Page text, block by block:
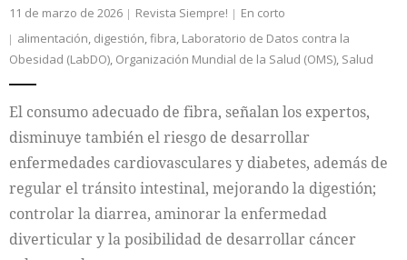
11 de marzo de 2026 Revista Siempre!
En corto
alimentación, digestión,fibra, Laboratorio de Datos contra la
Obesidad (LabDO), Organización Mundial de la Salud (OMS), Salud
El consumo adecuado de fibra, señalan los expertos,
disminuye también el riesgo de desarrollar
enfermedades cardiovasculares y diabetes, además de
regular el tránsito intestinal, mejorando la digestión;
controlar la diarrea, aminorar la enfermedad
diverticular y la posibilidad de desarrollar cáncer